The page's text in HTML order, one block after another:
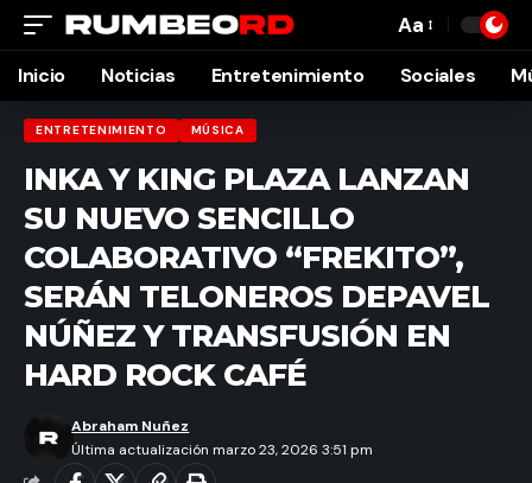
Font
Resizer
Aa
Inicio Noticias Entretenimiento Sociales
ENTRETENIMIENTO MÚSICA
INKA Y KING PLAZA LANZAN
SU NUEVO SENCILLO
COLABORATIVO “FREKITO”,
SERÁN TELONEROS DEPAVEL
NÚÑEZ Y TRANSFUSIÓN EN
HARD ROCK CAFÉ
Última actualización marzo 23, 2026 3:51 pm
Abraham Nuñez